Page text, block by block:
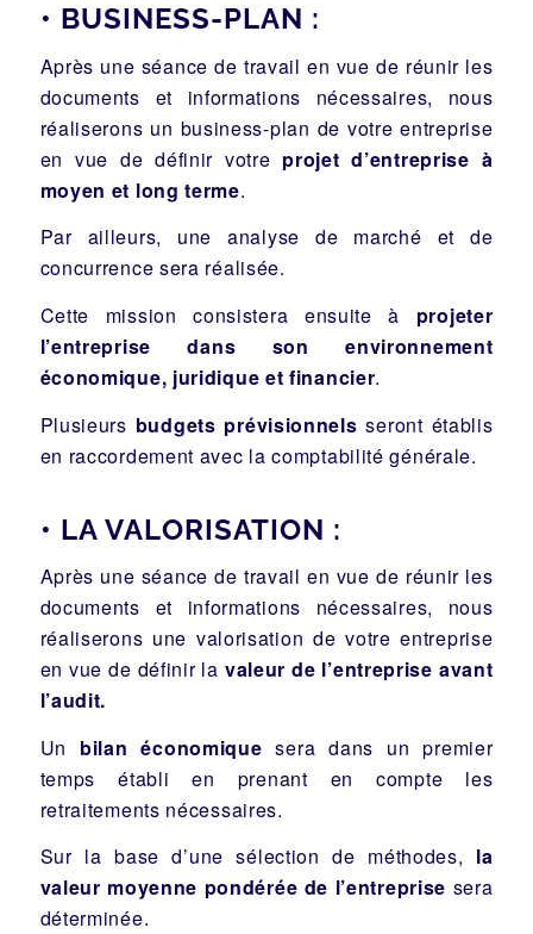
• BUSINESS-PLAN :
Après une séance de travail en vue de réunir les
documents et informations nécessaires, nous
réaliserons un business-plan de votre entreprise
en vue de définir votre projet d’entreprise à
moyen et long terme.
Par ailleurs, une analyse de marché et de
concurrence sera réalisée.
Cette mission consistera ensuite à projeter
l’entreprise dans son environnement
économique, juridique et financier.
Plusieurs budgets prévisionnels seront établis
en raccordement avec la comptabilité générale.
• LA VALORISATION :
Après une séance de travail en vue de réunir les
documents et informations nécessaires, nous
réaliserons une valorisation de votre entreprise
en vue de définir la valeur de l’entreprise avant
l’audit.
Un bilan économique sera dans un premier
temps établi en prenant en compte les
retraitements nécessaires.
Sur la base d’une sélection de méthodes, la
valeur moyenne pondérée de l’entreprise sera
déterminée.